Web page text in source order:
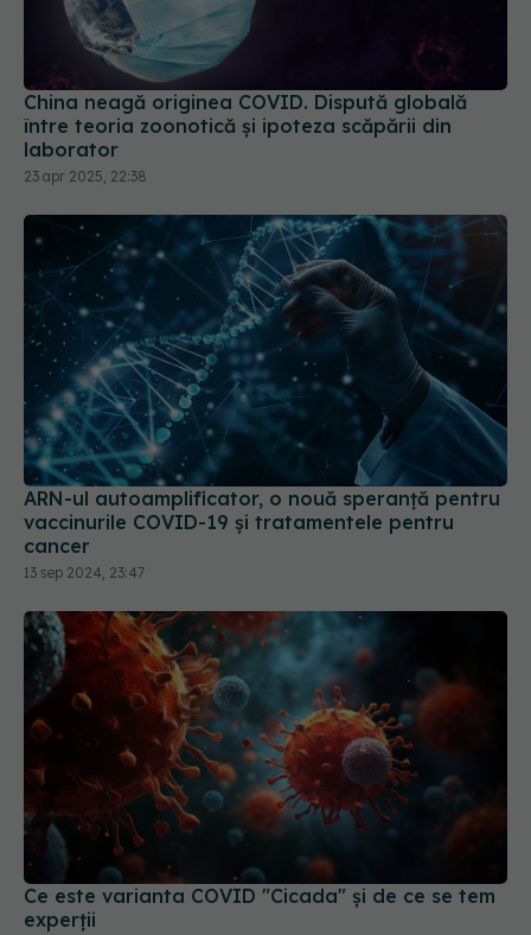
China neagă originea COVID. Dispută globală
între teoria zoonotică și ipoteza scăpării din
laborator
23 apr 2025, 22:38
ARN-ul autoamplificator, o nouă speranță pentru
vaccinurile COVID-19 și tratamentele pentru
cancer
13 sep 2024, 23:47
Ce este varianta COVID "Cicada" și de ce se tem
experții